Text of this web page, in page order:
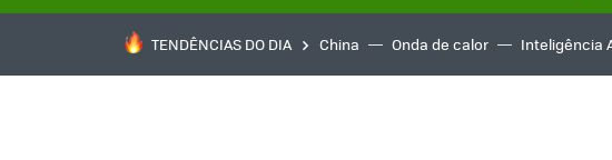
TENDÊNCIAS DO DIA China Onda de calor Inteligência